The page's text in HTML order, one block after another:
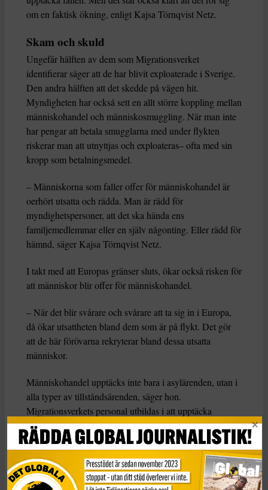
om en faktisk ökning, enligt Kajsa Törnqvist Netz.
Skam och skuld
Ungefär hälften av dem som Migrationsverket
identifierar säger att de har blivit exploaterade i Sverige.
Den andra hälften att det skedde på vägen hit.
Myndigheten har också sett en allt större koppling mellan
människohandel och människosmuggling. När man inte
har pengar att betala smugglarna med under flykten
riskerar man att utnyttjas och exploateras– ofta med sin
kropp som betalningsmedel.
– Människorna som faller offer för människohandel är
oerhört utsatta och rädda. Man är rädd för
myndighetspersoner, att det ska hända ens
familjemedlemmar eller en själv någonting. Eller rädd för
hämnd, säger Kajsa Törnqvist Netz.
I takt med att Europas gränser sluts, ökar också risken för
att människor blir offer för människohandel.
– När det blir svårare och svårare att ta sig in i Europa,
då ökar utsattheten bland dem som är på flykt. Det gör
att de här förövarna rekryterar bland dessa utsatta
människor.
Människohandel upptäcks inte bara i asylärenden, utan i
alla typer av tillståndsärenden, säger hon.
Migrationsverkets personal utbildas i att upptäcka
misstänkta fall. Ofta pratar offren ogärna om det,
eftersom det är kopplat till känslor av skam och skuld.
En del har intalats att de gjort något olagligt, att de kan
”åka dit” om de berättar.